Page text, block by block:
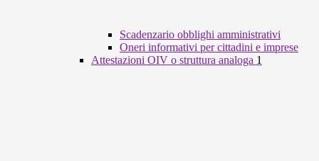
Scadenzario obblighi amministrativi
Oneri informativi per cittadini e imprese
Attestazioni OIV o struttura analoga 1